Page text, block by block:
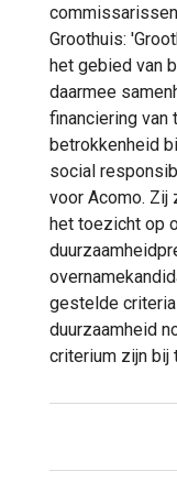
Groothuis:
het gebied van
daarmee
financiering van
betrokkenheid
social
voor Acomo. Zij
het toezicht op
gestelde
duurzaamheid
criterium zijn bij